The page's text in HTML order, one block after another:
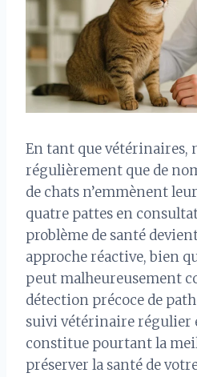
En tant que vétérinaires,
régulièrement que de
de chats n’emmènent
quatre pattes en
problème de santé
approche réactive, bien
peut malheureusement
détection précoce de
suivi vétérinaire régulier
constitue pourtant la
préserver la santé de